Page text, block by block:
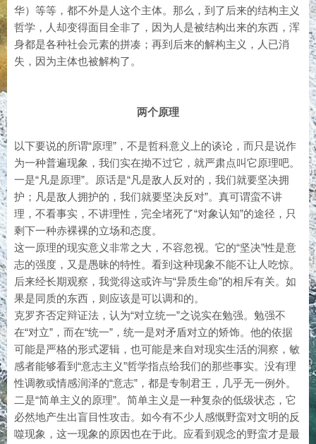
华）等等，都不外是人这个主体。那么，到了后来的结构主义
哲学，人却变得面目全非了，因为人是被结构出来的东西，浑
身都是各种社会元素的拼凑；再到后来的解构主义，人已消
失，因为主体也被解构了。
两个原理
以下要说的所谓“原理”，不是哲科意义上的谈论，而只是说作
为一种普遍现象，我们实在拗不过它，就严肃点叫它原理吧。
一是“凡是原理”。原话是“凡是敌人反对的，我们就要坚决拥
护；凡是敌人拥护的，我们就要坚决反对”。真可谓蛮不讲
理，不看事实，不讲理性，完全堵死了“对象认知”的途径，只
剩下一种赤裸裸的立场和态度。
这一原理的现实意义非常之大，不容忽视。它的“坚决”性是意
志的强度，又是愚昧的特性。看到这种现象不能不让人吃惊。
后来经长期观察，我觉得这或许与“异质生命”的相斥有关。如
果是同质的东西，则应该是可以调和的。
克罗齐否定辩证法，认为“对立统一”之说实在勉强。勉强不
在“对立”，而在“统一”，统一是对矛盾对立的矫饰。他的依据
可能是严格的形式逻辑，也可能是来自对现实生活的洞察，敏
感者能够看到“意志主义”哲学指点给我们的那些事实。没有理
性调教或情感润泽的“意志”，都是专制君王，几乎无一例外。
二是“简单主义的原理”。简单主义是一种复杂的低级状态，它
必然地产生出盲目性攻击。如今有不少人感慨野蛮对文明的反
噬现象，这一现象的原因也在于此。应看到观念的野蛮才是最